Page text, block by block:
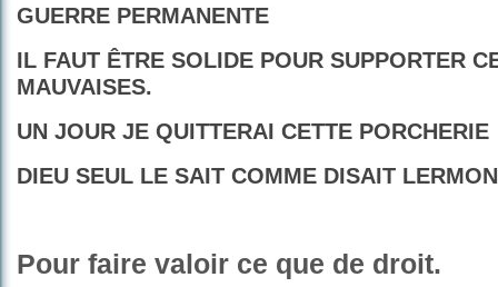
GUERRE PERMANENTE
IL FAUT ÊTRE SOLIDE POUR SUPPORTER
MAUVAISES.
UN JOUR JE QUITTERAI CETTE PORCHERIE
DIEU SEUL LE SAIT COMME DISAIT
Pour faire valoir ce que de droit.